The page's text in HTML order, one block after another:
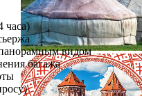
часа)
видом
багажа